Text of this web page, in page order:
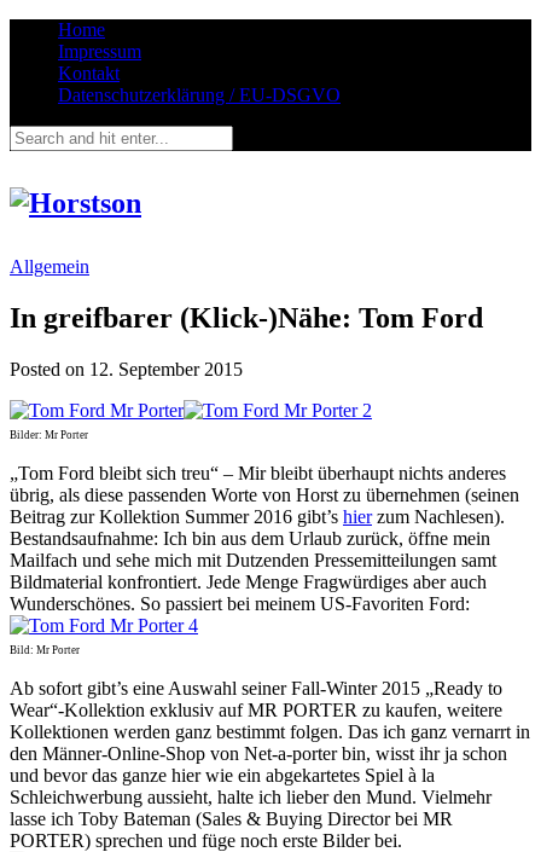
Home
Impressum
Kontakt
Datenschutzerklärung / EU-DSGVO
Allgemein
In greifbarer (Klick-)Nähe: Tom Ford
Posted on 12. September 2015
Bilder: Mr Porter
„Tom Ford bleibt sich treu“ – Mir bleibt überhaupt nichts anderes
übrig, als diese passenden Worte von Horst zu übernehmen (seinen
Beitrag zur Kollektion Summer 2016 gibt’s hierzum Nachlesen).
Bestandsaufnahme: Ich bin aus dem Urlaub zurück, öffne mein
Mailfach und sehe mich mit Dutzenden Pressemitteilungen samt
Bildmaterial konfrontiert. Jede Menge Fragwürdiges aber auch
Wunderschönes. So passiert bei meinem US-Favoriten Ford:
Bild: Mr Porter
Ab sofort gibt’s eine Auswahl seiner Fall-Winter 2015 „Ready to
Wear“-Kollektion exklusiv auf MR PORTER zu kaufen, weitere
Kollektionen werden ganz bestimmt folgen. Das ich ganz vernarrt in
den Männer-Online-Shop von Net-a-porter bin, wisst ihr ja schon
und bevor das ganze hier wie ein abgekartetes Spiel à la
Schleichwerbung aussieht, halte ich lieber den Mund. Vielmehr
lasse ich Toby Bateman (Sales & Buying Director bei MR
PORTER) sprechen und füge noch erste Bilder bei.